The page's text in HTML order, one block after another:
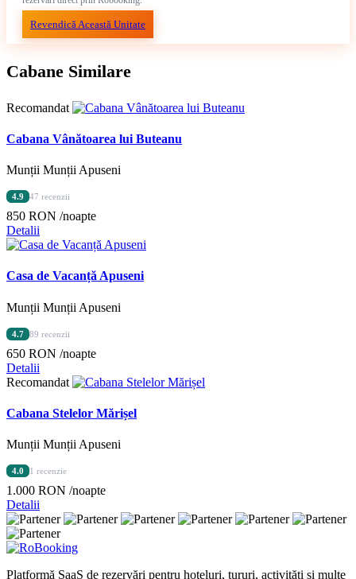
Revendică Această Unitate
Cabane Similare
Recomandat
Cabana Vânătoarea lui Buteanu
Munții Munții Apuseni
4.9 47 recenzii
850 RON /noapte
Detalii
Casa de Vacanță Apuseni
Munții Munții Apuseni
4.7 89 recenzii
650 RON /noapte
Detalii
Recomandat
Cabana Stelelor Mărișel
Munții Munții Apuseni
4.0 1 recenzie
1.000 RON /noapte
Detalii
Platformă SaaS de rezervări pentru hoteluri, tururi, activități și multe